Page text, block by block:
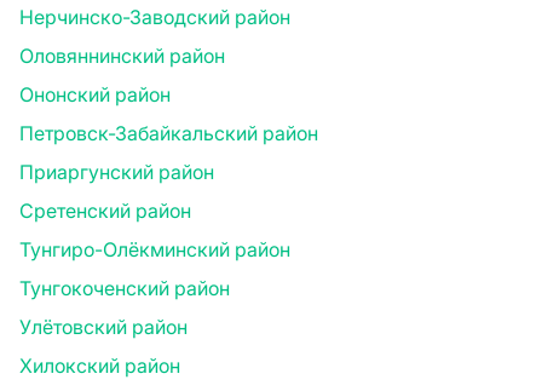
Нерчинско-Заводский район
Оловяннинский район
Ононский район
Петровск-Забайкальский район
Приаргунский район
Сретенский район
Тунгиро-Олёкминский район
Тунгокоченский район
Улётовский район
Хилокский район